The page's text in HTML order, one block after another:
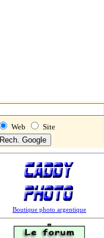
Web Site
Boutique photo argentique